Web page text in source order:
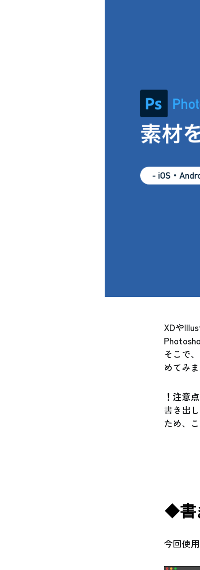
XDや
そこで
めてみま
！注意点
書き出
ため、
◆書
今回使